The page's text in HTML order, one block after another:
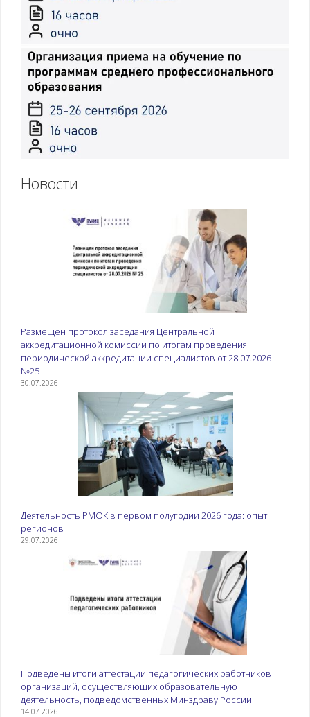
Новости
Размещен протокол заседания Центральной
аккредитационной комиссии по итогам проведения
периодической аккредитации специалистов от 28.07.2026
№25
30.07.2026
Деятельность РМОК в первом полугодии 2026 года: опыт
регионов
29.07.2026
Подведены итоги аттестации педагогических работников
организаций, осуществляющих образовательную
деятельность, подведомственных Минздраву России
14.07.2026